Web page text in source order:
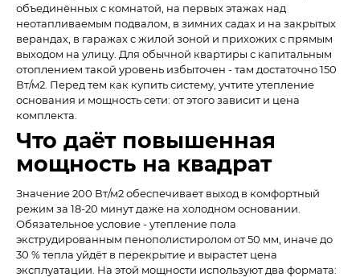
объединённых с комнатой, на первых этажах над
неотапливаемым подвалом, в зимних садах и на закрытых
верандах, в гаражах с жилой зоной и прихожих с прямым
выходом на улицу. Для обычной квартиры с капитальным
отоплением такой уровень избыточен - там достаточно 150
Вт/м2. Перед тем как купить систему, учтите утепление
основания и мощность сети: от этого зависит и цена
комплекта.
Что даёт повышенная
мощность на квадрат
Значение 200 Вт/м2 обеспечивает выход в комфортный
режим за 18-20 минут даже на холодном основании.
Обязательное условие - утепление пола
экструдированным пенополистиролом от 50 мм, иначе до
30 % тепла уйдёт в перекрытие и вырастет цена
эксплуатации. На этой мощности используют два формата: